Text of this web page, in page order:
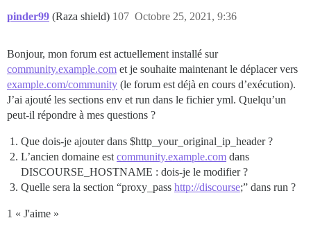
pinder99 (Raza shield) Octobre 25, 2021, 9:36
107
Bonjour, mon forum est actuellement installé sur
community.example.com et je souhaite maintenant le déplacer vers
example.com/community (le forum est déjà en cours d’exécution).
J’ai ajouté les sections env et run dans le fichier yml. Quelqu’un
peut-il répondre à mes questions ?
Que dois-je ajouter dans $http_your_original_ip_header ?
L’ancien domaine est community.example.com dans
DISCOURSE_HOSTNAME : dois-je le modifier ?
Quelle sera la section “proxy_pass http://discourse;” dans run ?
1 « J'aime »